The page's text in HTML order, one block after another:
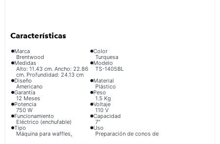
Marca
Brentwood
Color
Turquesa
Medidas
Alto: 11.43 cm. Ancho: 22.86
cm. Profundidad: 24.13 cm
Modelo
TS-1405BL
Diseño
Americano
Material
Plástico
Garantía
12 Meses
Peso
1.5 Kg
Potencia
750 W
Voltaje
110 V
Funcionamiento
Eléctrico (enchufable)
Capacidad
7"
Tipo
Máquina para waffles,
obleas y conos de azúcar
Uso
Preparación de conos de
azúcar, obleas y gofres